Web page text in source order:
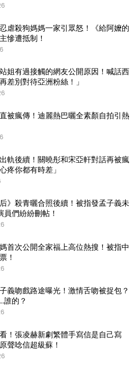
虐殺狗媽媽一家引眾怒！《給阿嬤的
慘遭抵制！
姐有過接觸的網友公開原因！喊話西
差別對待亞洲粉絲！」
被瘋傳！迪麗熱巴曬全素顏自拍引熱
軌後續！關曉彤和宋亞軒對話再被瘋
疼你都有時差」
后》殺青曬合照後續！被指發孟子義未
員們紛紛刪帖！
首次公開全家福上高位熱搜！被指中
！
義吻戲路途曝光！激情舌吻被捉包？
誰的？
！張凌赫新劇繁體手寫信是自己寫
聲唸信超級蘇！